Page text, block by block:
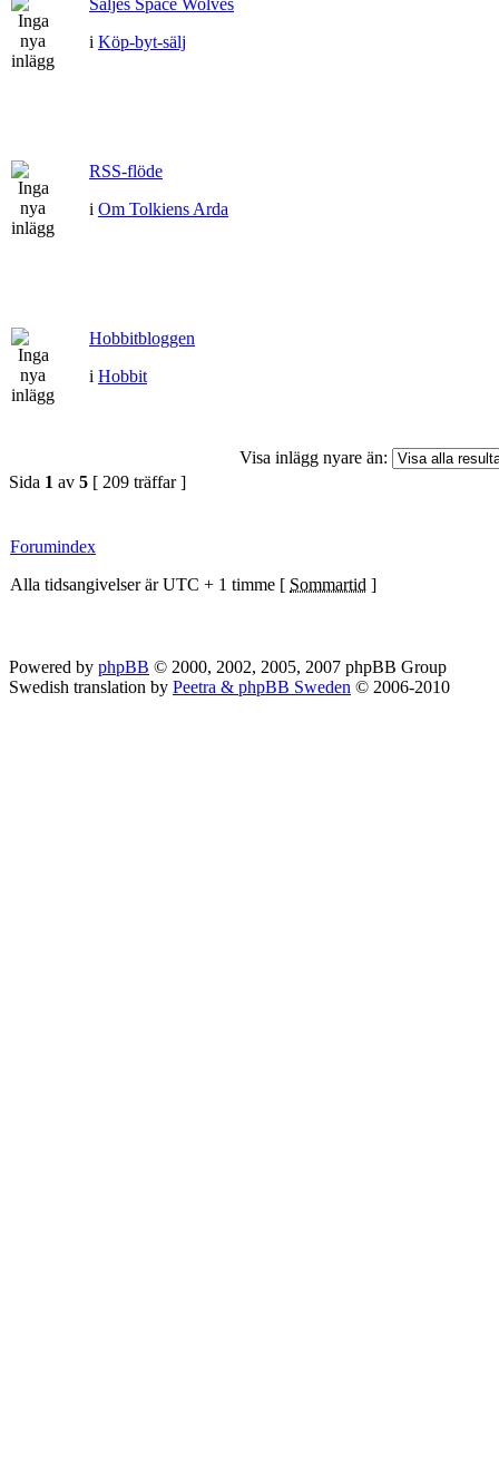
Säljes Space Wolves
i Köp-byt-sälj
RSS-flöde
i Om Tolkiens Arda
Hobbitbloggen
i Hobbit
Visa inlägg nyare än:
Sida 1 av 5 [ 209 träffar ]
Forumindex
Alla tidsangivelser är UTC + 1 timme [ Sommartid ]
Powered by phpBB © 2000, 2002, 2005, 2007 phpBB Group
Swedish translation by Peetra & phpBB Sweden © 2006-2010